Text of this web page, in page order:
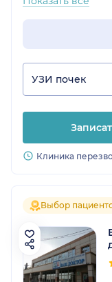
УЗИ почек
Клиника
Выбор